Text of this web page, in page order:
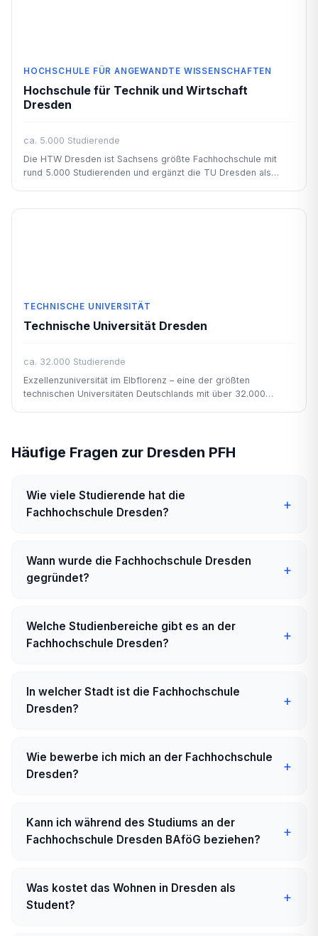
HOCHSCHULE FÜR ANGEWANDTE WISSENSCHAFTEN
Hochschule für Technik und Wirtschaft
Dresden
ca. 5.000 Studierende
Die HTW Dresden ist Sachsens größte Fachhochschule mit
rund 5.000 Studierenden und ergänzt die TU Dresden als
TECHNISCHE UNIVERSITÄT
Technische Universität Dresden
ca. 32.000 Studierende
Exzellenzuniversität im Elbflorenz – eine der größten
technischen Universitäten Deutschlands mit über 32.000
Häufige Fragen zur Dresden PFH
Wie viele Studierende hat die
Fachhochschule Dresden?
Wann wurde die Fachhochschule Dresden
gegründet?
Welche Studienbereiche gibt es an der
Fachhochschule Dresden?
In welcher Stadt ist die Fachhochschule
Dresden?
Wie bewerbe ich mich an der Fachhochschule
Dresden?
Kann ich während des Studiums an der
Fachhochschule Dresden BAföG beziehen?
Was kostet das Wohnen in Dresden als
Student?